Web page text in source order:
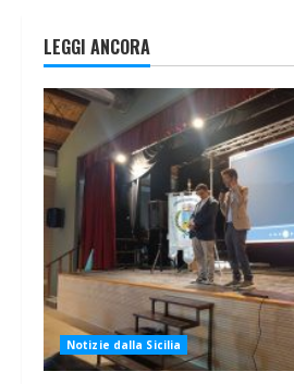
LEGGI ANCORA
Notizie dalla Sicilia